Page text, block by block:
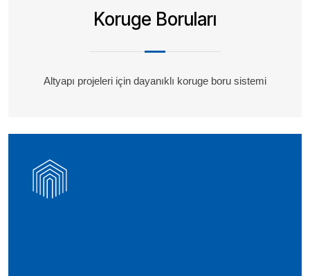
Koruge Boruları
Altyapı projeleri için dayanıklı koruge boru sistemi